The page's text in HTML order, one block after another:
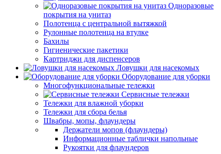
Одноразовые
покрытия на унитаз
Полотенца с центральной вытяжкой
Рулонные полотенца на втулке
Бахилы
Гигиенические пакетики
Картриджи для диспенсеров
Ловушки для насекомых
Оборудование для уборки
Многофункциональные тележки
Сервисные тележки
Тележки для влажной уборки
Тележки для сбора белья
Швабры, мопы, флаундеры
Держатели мопов (флаундеры)
Информационные таблички напольные
Рукоятки для флаундеров